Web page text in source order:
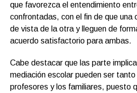
que favorezca el entendimiento
confrontadas, con el fin de que una
de vista de la otra y lleguen de
acuerdo satisfactorio para ambas.
Cabe destacar que las parte
mediación escolar pueden ser
profesores y los familiares, puesto